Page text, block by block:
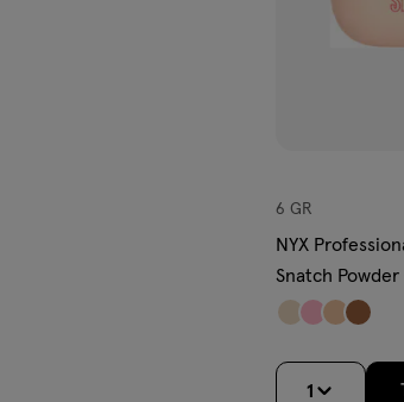
6 GR
NYX
Snatch Powder
1